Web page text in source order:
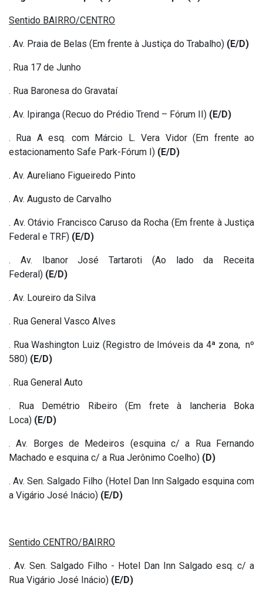
Sentido BAIRRO/CENTRO
. Av. Praia de Belas (Em frente à Justiça do Trabalho) (E/D)
. Rua 17 de Junho
. Rua Baronesa do Gravataí
. Av. Ipiranga (Recuo do Prédio Trend – Fórum II) (E/D)
. Rua A esq. com Márcio L. Vera Vidor (Em frente ao
estacionamento Safe Park-Fórum I) (E/D)
. Av. Aureliano Figueiredo Pinto
. Av. Augusto de Carvalho
. Av. Otávio Francisco Caruso da Rocha (Em frente à Justiça
Federal e TRF) (E/D)
. Av. Ibanor José Tartaroti (Ao lado da Receita
Federal) (E/D)
. Av. Loureiro da Silva
. Rua General Vasco Alves
. Rua Washington Luiz (Registro de Imóveis da 4ª zona, nº
580) (E/D)
. Rua General Auto
. Rua Demétrio Ribeiro (Em frete à lancheria Boka
Loca) (E/D)
. Av. Borges de Medeiros (esquina c/ a Rua Fernando
Machado e esquina c/ a Rua Jerônimo Coelho) (D)
. Av. Sen. Salgado Filho (Hotel Dan Inn Salgado esquina com
a Vigário José Inácio) (E/D)
Sentido CENTRO/BAIRRO
. Av. Sen. Salgado Filho - Hotel Dan Inn Salgado esq. c/ a
Rua Vigário José Inácio) (E/D)